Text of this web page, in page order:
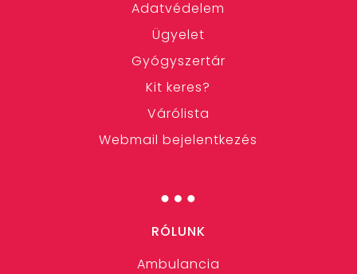
Adatvédelem
Ügyelet
Gyógyszertár
Kit keres?
Várólista
Webmail bejelentkezés
…
RÓLUNK
Ambulancia